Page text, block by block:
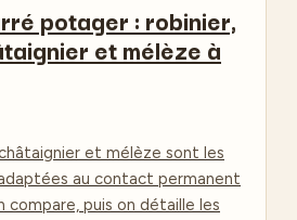
potager : robinier,
et mélèze à
et mélèze sont les
au contact permanent
compare, puis on détaille les